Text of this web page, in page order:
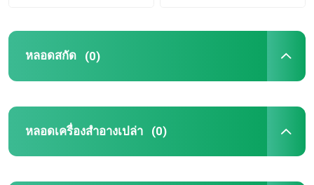
ท่อครีมหน้า
หลอดครีมบำรุงรอบดวงตา
หลอดสกัด (0)
หลอดเครื่องสำอางเปล่า (0)